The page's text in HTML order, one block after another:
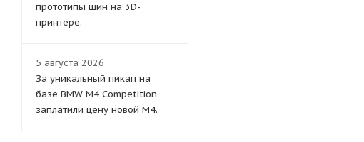
прототипы шин на 3D-
принтере.
5 августа 2026
За уникальный пикап на
базе BMW M4 Competition
заплатили цену новой M4.